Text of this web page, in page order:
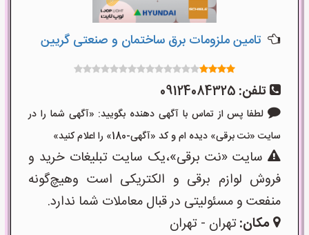
تامین ملزومات برق ساختمان و صنعتی گریین
تلفن: 09124084325
لطفا پس از تماس با آگهی دهنده بگویید: «آگهی شما را در
سایت «نت برقی» دیده ام و کد «آگهی-180» را اعلام کنید»
سایت «نت برقی»،یک سایت تبلیغات خرید و
فروش لوازم برقی و الکتریکی است وهیچ‌گونه
منفعت و مسئولیتی در قبال معاملات شما ندارد.
مکان:تهران - تهران